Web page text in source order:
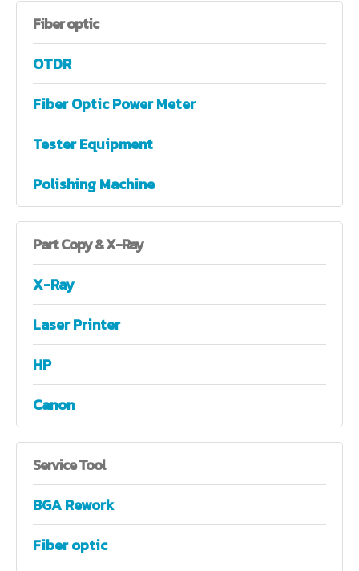
Fiberoptic
OTDR
Fiber Optic Power Meter
Tester Equipment
Polishing Machine
PartCopy & X-Ray
X-Ray
Laser Printer
HP
Canon
ServiceTool
BGA Rework
Fiber optic